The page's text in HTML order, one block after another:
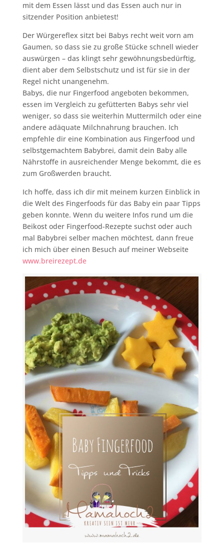
mit dem Essen lässt und das Essen auch nur in
sitzender Position anbietest!
Der Würgereflex sitzt bei Babys recht weit vorn am
Gaumen, so dass sie zu große Stücke schnell wieder
auswürgen – das klingt sehr gewöhnungsbedürftig,
dient aber dem Selbstschutz und ist für sie in der
Regel nicht unangenehm.
Babys, die nur Fingerfood angeboten bekommen,
essen im Vergleich zu gefütterten Babys sehr viel
weniger, so dass sie weiterhin Muttermilch oder eine
andere adäquate Milchnahrung brauchen. Ich
empfehle dir eine Kombination aus Fingerfood und
selbstgemachtem Babybrei, damit dein Baby alle
Nährstoffe in ausreichender Menge bekommt, die es
zum Großwerden braucht.
Ich hoffe, dass ich dir mit meinem kurzen Einblick in
die Welt des Fingerfoods für das Baby ein paar Tipps
geben konnte. Wenn du weitere Infos rund um die
Beikost oder Fingerfood-Rezepte suchst oder auch
mal Babybrei selber machen möchtest, dann freue
ich mich über einen Besuch auf meiner Webseite
www.breirezept.de